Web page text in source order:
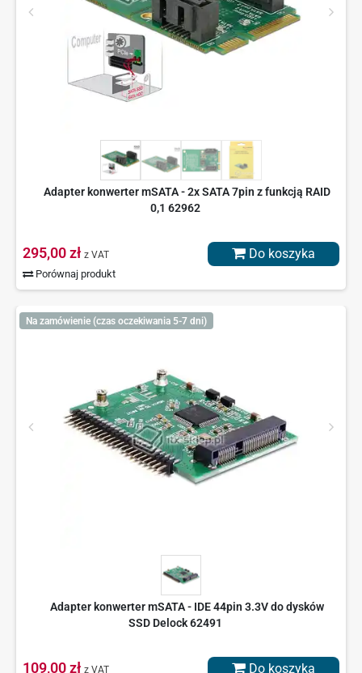
Adapter konwerter mSATA - 2x SATA 7pin z funkcją RAID
0,1 62962
295,00 zł z VAT
Porównaj produkt
Do koszyka
Na zamówienie (czas oczekiwania 5-7 dni)
Adapter konwerter mSATA - IDE 44pin 3.3V do dysków
SSD Delock 62491
109,00 zł z VAT Do koszyka